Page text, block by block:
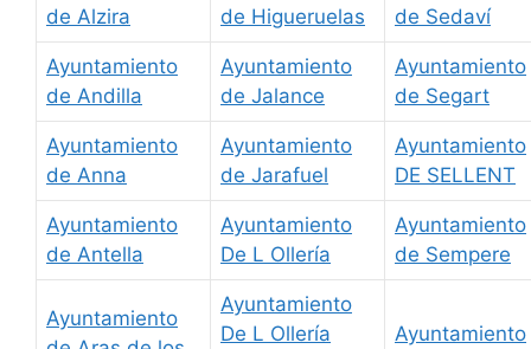
de Alzira
de Higueruelas
de Sedaví
Ayuntamiento
de Andilla
Ayuntamiento
de Jalance
Ayuntamiento
de Segart
Ayuntamiento
de Anna
Ayuntamiento
de Jarafuel
Ayuntamiento
DE SELLENT
Ayuntamiento
de Antella
Ayuntamiento
De L Ollería
Ayuntamiento
de Sempere
Ayuntamiento
Ayuntamiento
De L Ollería
Ayuntamiento